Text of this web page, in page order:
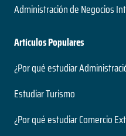
Administración de Negocios
Artículos Populares
¿Por qué estudiar
Estudiar Turismo
¿Por qué estudiar Comercio